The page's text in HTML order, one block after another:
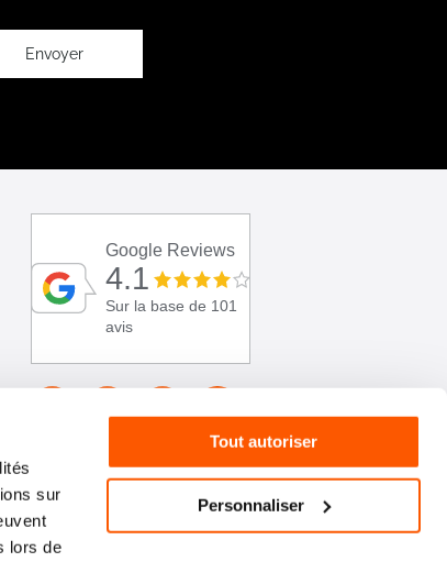
sur
lors de
Tout autoriser
Personnaliser
Envoyer
Google Reviews
4.1
Sur la base de 101
avis